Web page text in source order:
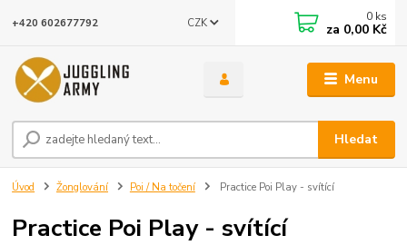
Menu
CZK
Hledat
+420 602677792 0 ks
za 0,00 Kč
Úvod Žonglování Poi / Na točení Practice Poi Play - svítící
Practice Poi Play - svítící